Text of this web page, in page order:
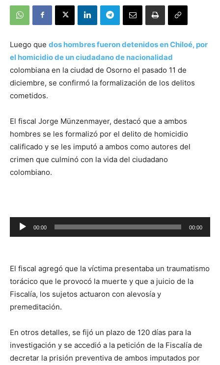
Luego que dos hombres fueron detenidos en Chiloé, por
el homicidio de un ciudadano de nacionalidad
colombiana en la ciudad de Osorno el pasado 11 de
diciembre, se confirmó la formalización de los delitos
cometidos.
El fiscal Jorge Münzenmayer, destacó que a ambos
hombres se les formalizó por el delito de homicidio
calificado y se les imputó a ambos como autores del
crimen que culminó con la vida del ciudadano
colombiano.
Reproductor
de
00:00 00:00
El fiscal agregó que la víctima presentaba un traumatismo
torácico que le provocó la muerte y que a juicio de la
Fiscalía, los sujetos actuaron con alevosía y
premeditación.
En otros detalles, se fijó un plazo de 120 días para la
investigación y se accedió a la petición de la Fiscalía de
decretar la prisión preventiva de ambos imputados por